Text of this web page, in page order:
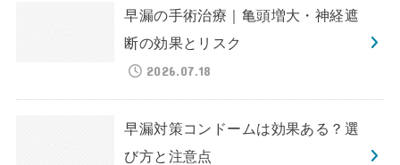
早漏の手術治療｜亀頭増大・神経遮
断の効果とリスク
2026.07.18
早漏対策コンドームは効果ある？選
び方と注意点